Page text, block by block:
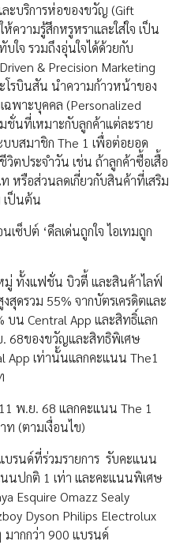
ละบริการห่อของขวัญ (Gift
ความรู้สึกหรูหราและใส่ใจ เป็น
ใจ รวมถึงอุ่นใจได้ด้วยกับ
& Precision Marketing
รบินสัน นำความก้าวหน้าของ
ฉพาะบุคคล (Personalized
ชั่นที่เหมาะกับลูกค้าแต่ละราย
บสมาชิก The 1 เพื่อต่อยอด
วิตประจำวัน เช่น ถ้าลูกค้าซื้อเสื้อ
ท หรือส่วนลดเกี่ยวกับสินค้าที่เสริม
เป็นต้น
เซ็ปต์ ‘ดีลเด่นถูกใจ ไอเทมถูก
มู่ ทั้งแฟชั่น บิวตี้ และสินค้าไลฟ์
ดรวม 55% จากบัตรเครดิตและ
บน Central App และสิทธิ์แลก
68ของขวัญและสิทธิพิเศษ
App เท่านั้นแลกคะแนน The1
พ.ย. 68 แลกคะแนน The 1
(ตามเงื่อนไข)
บรนด์ที่ร่วมรายการ รับคะแนน
นนปกติ 1 เท่า และคะแนนพิเศษ
Esquire Omazz Sealy
Dyson Philips Electrolux
ากกว่า 900 แบรนด์